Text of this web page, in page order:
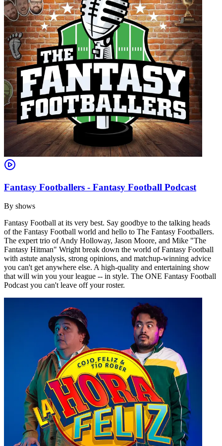
Fantasy Footballers - Fantasy Football Podcast
By shows
Fantasy Football at its very best. Say goodbye to the talking heads
of the Fantasy Football world and hello to The Fantasy Footballers.
The expert trio of Andy Holloway, Jason Moore, and Mike "The
Fantasy Hitman" Wright break down the world of Fantasy Football
with astute analysis, strong opinions, and matchup-winning advice
you can't get anywhere else. A high-quality and entertaining show
that will win you your league -- in style. The ONE Fantasy Football
Podcast you can't leave off your roster.